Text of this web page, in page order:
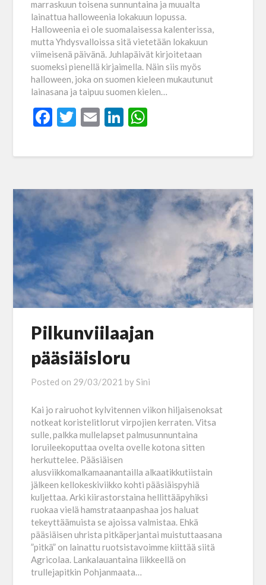
marraskuun toisena sunnuntaina ja muualta
lainattua halloweenia lokakuun lopussa.
Halloweenia ei ole suomalaisessa kalenterissa,
mutta Yhdysvalloissa sitä vietetään lokakuun
viimeisenä päivänä. Juhlapäivät kirjoitetaan
suomeksi pienellä kirjaimella. Näin siis myös
halloween, joka on suomen kieleen mukautunut
lainasana ja taipuu suomen kielen…
Facebook
Twitter
EmailLinkedIn
Pilkunviilaajan
pääsiäisloru
Posted on 29/03/2021 bySini
Kai jo rairuohot kylvitennen viikon hiljaisenoksat
notkeat koristelitlorut virpojien kerraten. Vitsa
sulle, palkka mullelapset palmusunnuntaina
loruileekoputtaa ovelta ovelle kotona sitten
herkuttelee. Pääsiäisen
alusviikkomalkamaanantailla alkaatikkutiistain
jälkeen kellokeskiviikko kohti pääsiäispyhiä
kuljettaa. Arki kiirastorstaina hellittääpyhiksi
ruokaa vielä hamstrataanpashaa jos haluat
tekeyttäämuista se ajoissa valmistaa. Ehkä
pääsiäisen uhrista pitkäperjantai muistuttaasana
”pitkä” on lainattu ruotsistavoimme kiittää siitä
Agricolaa. Lankalauantaina liikkeellä on
trullejapitkin Pohjanmaata…